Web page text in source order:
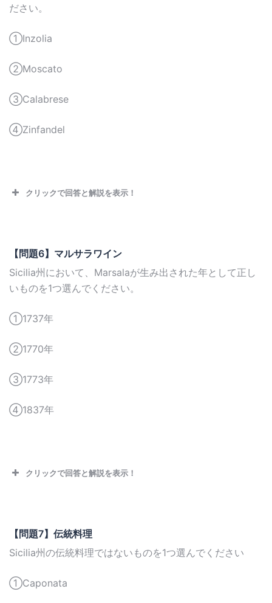
ださい。
①Inzolia
②Moscato
③Calabrese
④Zinfandel
クリックで回答と解説を表示！
【問題6】マルサラワイン
Sicilia州において、Marsalaが生み出された年として正し
いものを1つ選んでください。
①1737年
②1770年
③1773年
④1837年
クリックで回答と解説を表示！
【問題7】伝統料理
Sicilia州の伝統料理ではないものを1つ選んでください
①Caponata